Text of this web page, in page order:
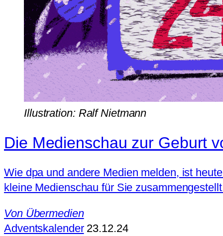
Illustration: Ralf Nietmann
Die Medienschau zur Geburt
Wie dpa und andere Medien melden, ist
kleine Medienschau für Sie
Von Übermedien
Adventskalender 23.12.24